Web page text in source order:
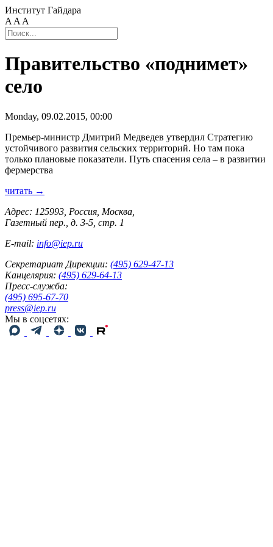
Институт Гайдара
A A A
Правительство «поднимет»
село
Monday, 09.02.2015, 00:00
Премьер-министр Дмитрий Медведев утвердил Стратегию
устойчивого развития сельских территорий. Но там пока
только плановые показатели. Путь спасения села – в развитии
фермерства
читать →
Адрес: 125993, Россия, Москва,
Газетный пер., д. 3-5, стр. 1
E-mail: info@iep.ru
Секретариат Дирекции: (495) 629-47-13
Канцелярия: (495) 629-64-13
Пресс-служба:
(495) 695-67-70
press@iep.ru
Мы в соцсетях: